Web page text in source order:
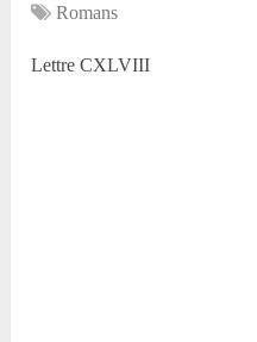
Romans
Lettre CXLVIII